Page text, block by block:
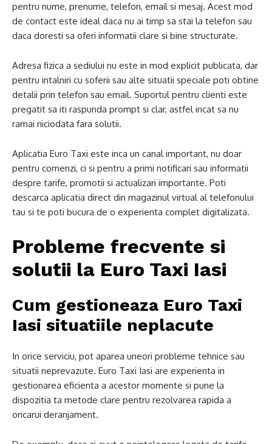
pentru nume, prenume, telefon, email si mesaj. Acest mod
de contact este ideal daca nu ai timp sa stai la telefon sau
daca doresti sa oferi informatii clare si bine structurate.
Adresa fizica a sediului nu este in mod explicit publicata, dar
pentru intalniri cu soferii sau alte situatii speciale poti obtine
detalii prin telefon sau email. Suportul pentru clienti este
pregatit sa iti raspunda prompt si clar, astfel incat sa nu
ramai niciodata fara solutii.
Aplicatia Euro Taxi este inca un canal important, nu doar
pentru comenzi, ci si pentru a primi notificari sau informatii
despre tarife, promotii si actualizari importante. Poti
descarca aplicatia direct din magazinul virtual al telefonului
tau si te poti bucura de o experienta complet digitalizata.
Probleme frecvente si
solutii la Euro Taxi Iasi
Cum gestioneaza Euro Taxi
Iasi situatiile neplacute
In orice serviciu, pot aparea uneori probleme tehnice sau
situatii neprevazute. Euro Taxi Iasi are experienta in
gestionarea eficienta a acestor momente si pune la
dispozitia ta metode clare pentru rezolvarea rapida a
oricarui deranjament.